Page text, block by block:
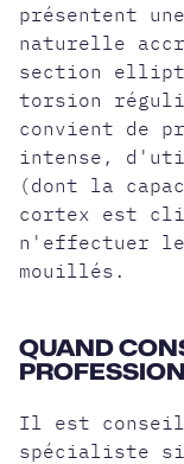
présentent
naturelle
section
torsion
convient de
intense,
(dont la
cortex est
n'effectuer le
mouillés.
QUAND
Il est
spécialiste si